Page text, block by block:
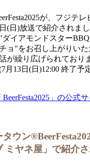
が、フジテレ
(日)放送で紹介されまし
イアモンドスター
ョ"をお召し上がりい
が繰り広げられており
月13日(日)12:00 終了予
BeerFesta2025」の公式
ウン
ミヤネ屋」で紹介さ